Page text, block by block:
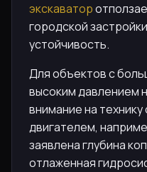
экскаватор
городской
устойчивость.
Для объектов с
высоким давлением
внимание на
двигателем,
заявлена глубина
отлаженная